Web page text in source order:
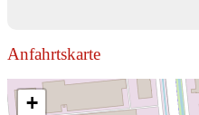
Anfahrtskarte
+